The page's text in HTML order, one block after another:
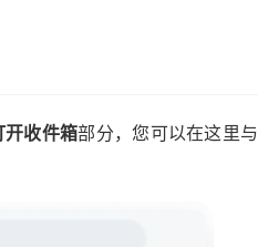
开收件箱部分，您可以在这里与